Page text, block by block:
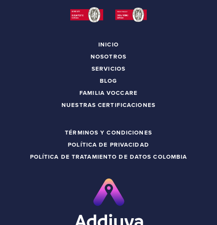
INICIO
NOSOTROS
SERVICIOS
BLOG
FAMILIA VOCCARE
NUESTRAS CERTIFICACIONES
TÉRMINOS Y CONDICIONES
POLÍTICA DE PRIVACIDAD
POLÍTICA DE TRATAMIENTO DE DATOS COLOMBIA